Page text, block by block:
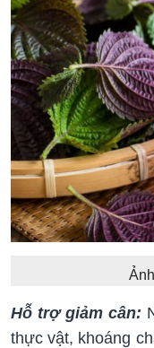
Hỗ trợ giảm cân:
thực vật, khoáng